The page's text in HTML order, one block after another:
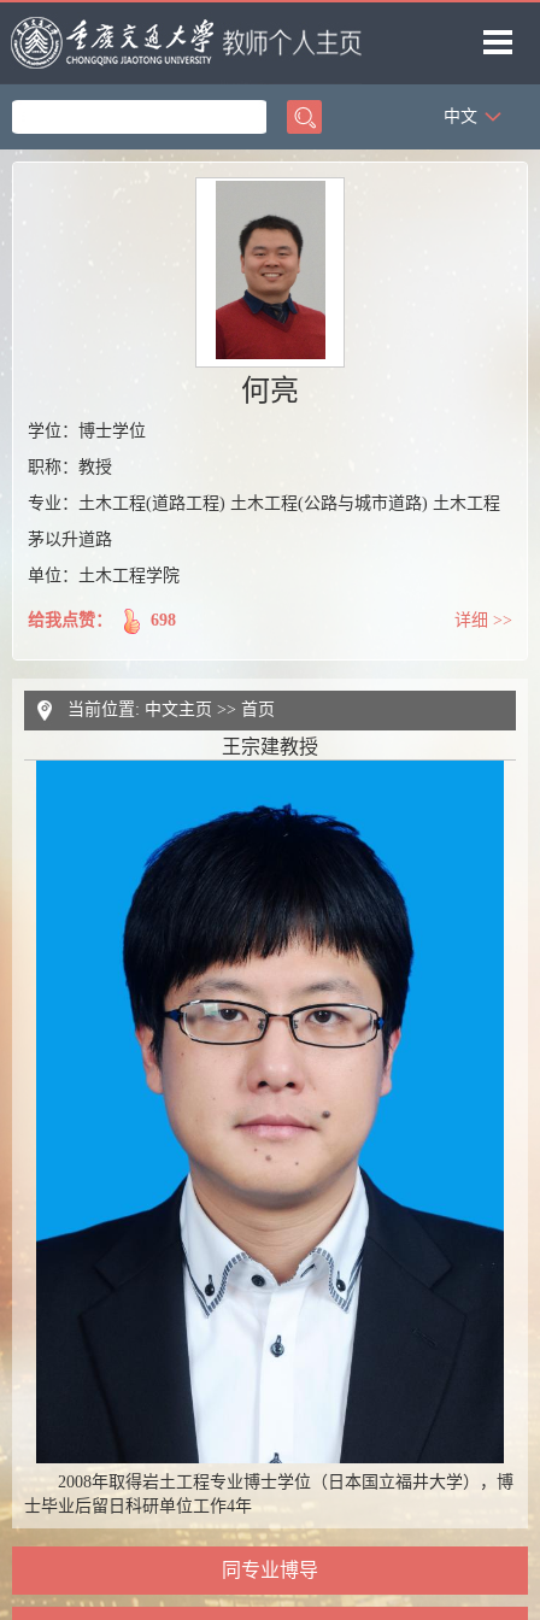
首页
中文
何亮
学位：博士学位
职称：教授
专业：土木工程(道路工程) 土木工程(公路与城市道路) 土木工程
茅以升道路
单位：土木工程学院
给我点赞： 698 详细 >>
当前位置: 中文主页 >> 首页
王宗建教授
2008年取得岩土工程专业博士学位（日本国立福井大学），博
士毕业后留日科研单位工作4年
同专业博导